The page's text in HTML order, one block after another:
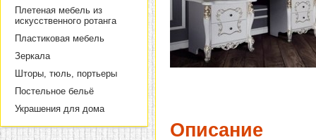
Плетеная мебель из
искусственного ротанга
Пластиковая мебель
Зеркала
Шторы, тюль, портьеры
Постельное бельё
Украшения для дома
Описание